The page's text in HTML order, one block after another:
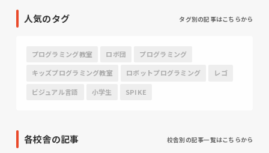
人気のタグ タグ別の記事はこちらから
プログラミング教室 ロボ団
プログラミング
キッズプログラミング教室
ロボットプログラミング
レゴ
ビジュアル言語
小学生 SPIKE
各校舎の記事 校舎別の記事一覧はこちらから